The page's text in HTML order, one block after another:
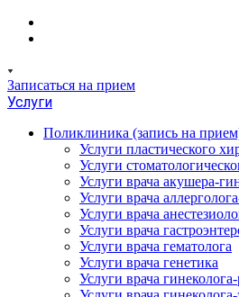
Записаться на прием
Услуги
Поликлиника (запись на
Услуги пластического
Услуги
Услуги врача акушера-
Услуги врача
Услуги врача
Услуги врача
Услуги врача гематолога
Услуги врача генетика
Услуги врача